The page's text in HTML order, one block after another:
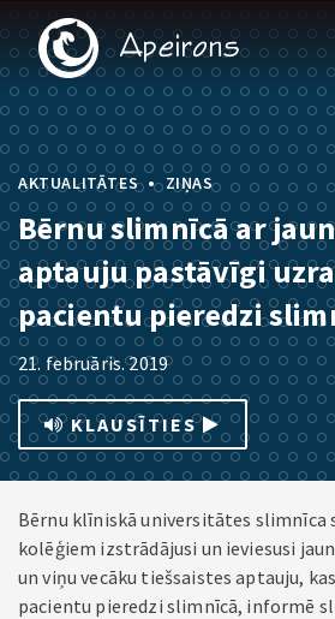
AKTUALITĀTES • ZIŅAS
Bērnu slimnīcā ar
aptauju pastāvīgi
pacientu pieredzi
21. februāris. 2019
KLAUSĪTIES
Bērnu klīniskā universitātes slimnīca
kolēģiem izstrādājusi un ieviesusi
un viņu vecāku tiešsaistes aptauju,
pacientu pieredzi slimnīcā, informē